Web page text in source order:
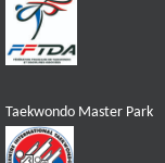
Taekwondo Master Park